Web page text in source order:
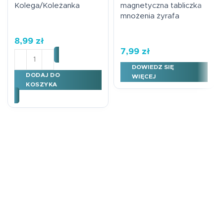
Kolega/Koleżanka
8,99 zł
ilość Dyplom Kolega/Koleżanka
DODAJ DO
KOSZYKA
magnetyczna tabliczka
mnożenia żyrafa
7,99 zł
DOWIEDZ SIĘ
WIĘCEJ